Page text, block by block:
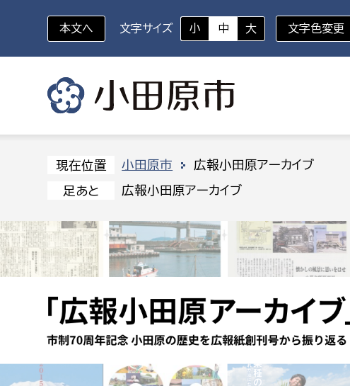
いざというときに
休日救急外来 防災・
対象者を選択
幼稚園児・保育園児
高校生・大学生など
組織から探す
部に属さない室
秘書室
広報広聴室
企画政策課
財政課
デジタル推進
本文へ 文字サイズ 小 中 大 文字色変更
現在位置 小田原市 広報小田原アーカイブ
足あと 広報小田原アーカイブ